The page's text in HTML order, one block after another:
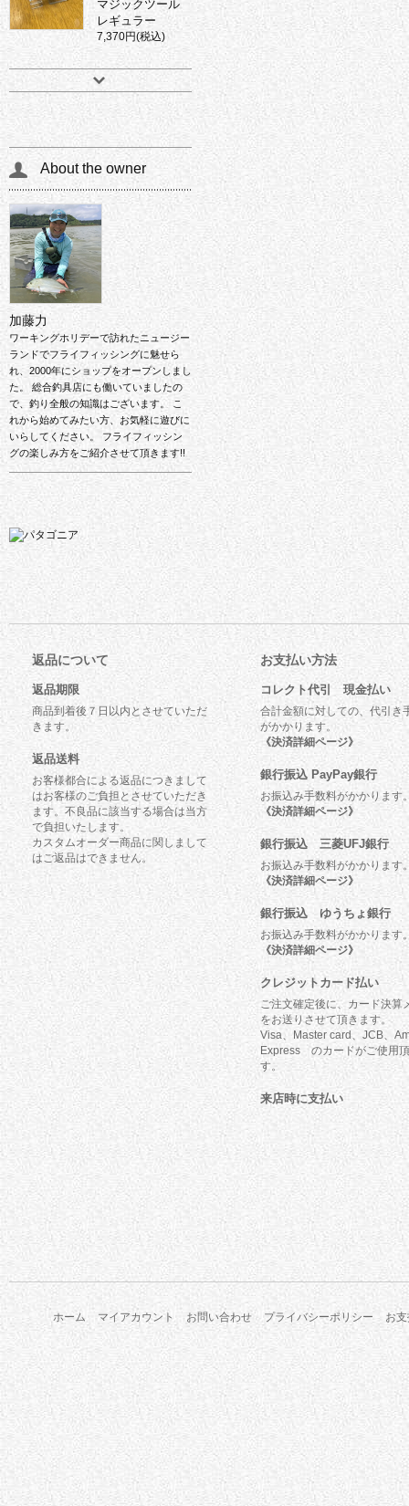
マジックツール
レギュラー
7,370円(税込)
About the owner
加藤力
ワーキングホリデーで訪れたニュージー
ランドでフライフィッシングに魅せら
れ、2000年にショップをオープンしまし
た。 総合釣具店にも働いていましたの
で、釣り全般の知識はございます。 こ
れから始めてみたい方、お気軽に遊びに
いらしてください。 フライフィッシン
グの楽しみ方をご紹介させて頂きます!!
返品について
返品期限
商品到着後７日以内とさせていただ
きます。
返品送料
お客様都合による返品につきまして
はお客様のご負担とさせていただき
ます。不良品に該当する場合は当方
で負担いたします。
カスタムオーダー商品に関しまして
はご返品はできません。
お支払い方法
コレクト代引 現金払い
合計金額に対しての、代引き
がかかります。
《決済詳細ページ》
銀行振込 PayPay銀行
お振込み手数料がかかります
《決済詳細ページ》
銀行振込 三菱UFJ銀行
お振込み手数料がかかります
《決済詳細ページ》
銀行振込 ゆうちょ銀行
お振込み手数料がかかります
《決済詳細ページ》
クレジットカード払い
ご注文確定後に、カード決算
をお送りさせて頂きます。
Visa、Master card、JCB、
Express のカードがご使用
す。
来店時に支払い
ホーム マイアカウント お問い合わせ プライバシーポリシー お